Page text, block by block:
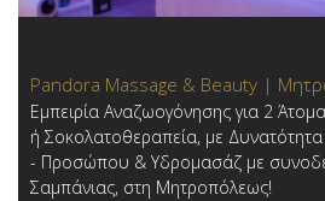
Pandora Massage & Beauty |
Εμπειρία Αναζωογόνησης για 2
ή Σοκολατοθεραπεία, με
- Προσώπου & Υδρομασάζ με
Σαμπάνιας, στη Μητροπόλεως!